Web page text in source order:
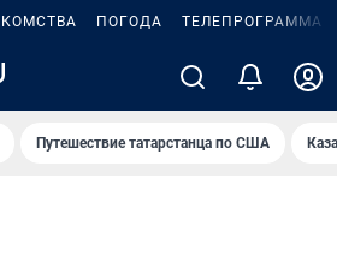
ПОГОДА ТЕЛЕПРОГРАММА
Путешествие татарстанца по США